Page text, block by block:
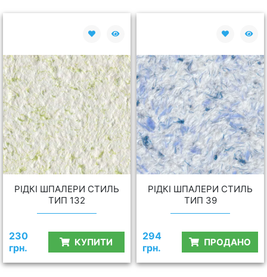
РІДКІ ШПАЛЕРИ СТИЛЬ
ТИП 132
230
грн.
КУПИТИ
РІДКІ ШПАЛЕРИ СТИЛЬ
ТИП 39
294
грн.
ПРОДАНО